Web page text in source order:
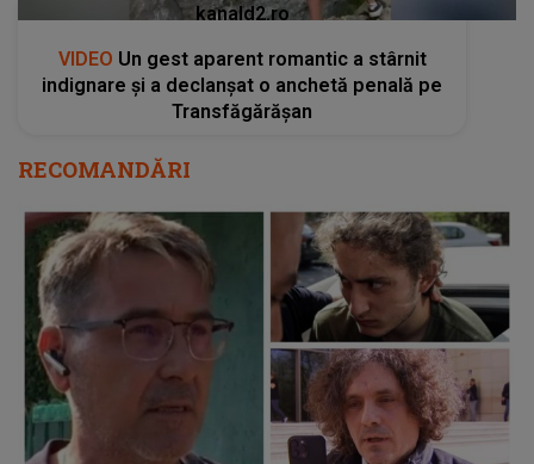
kanald2.ro
VIDEO Un gest aparent romantic a stârnit
indignare și a declanșat o anchetă penală pe
Transfăgărășan
RECOMANDĂRI